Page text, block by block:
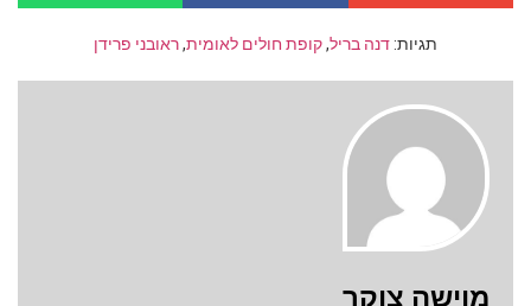
תגיות: דנה בריל,קופת חולים לאומית,ראובני פרידן
מוישה צוקר